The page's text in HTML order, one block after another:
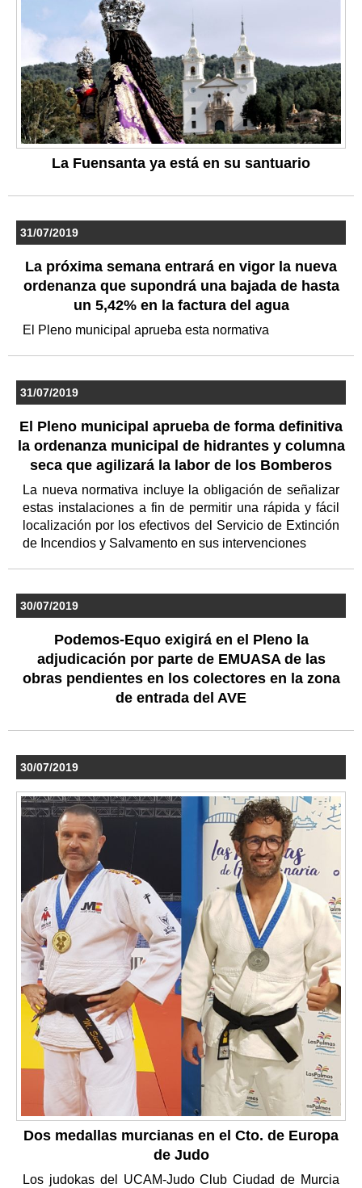
La Fuensanta ya está en su santuario
31/07/2019
La próxima semana entrará en vigor la nueva
ordenanza que supondrá una bajada de hasta
un 5,42% en la factura del agua
El Pleno municipal aprueba esta normativa
31/07/2019
El Pleno municipal aprueba de forma definitiva
la ordenanza municipal de hidrantes y columna
seca que agilizará la labor de los Bomberos
La nueva normativa incluye la obligación de señalizar
estas instalaciones a fin de permitir una rápida y fácil
localización por los efectivos del Servicio de Extinción
de Incendios y Salvamento en sus intervenciones
30/07/2019
Podemos-Equo exigirá en el Pleno la
adjudicación por parte de EMUASA de las
obras pendientes en los colectores en la zona
de entrada del AVE
30/07/2019
Dos medallas murcianas en el Cto. de Europa
de Judo
Los judokas del UCAM-Judo Club Ciudad de Murcia